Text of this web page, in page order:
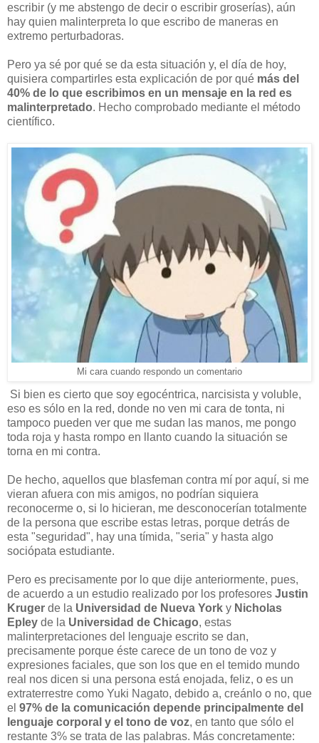
escribir (y me abstengo de decir o escribir groserías), aún
hay quien malinterpreta lo que escribo de maneras en
extremo perturbadoras.
Pero ya sé por qué se da esta situación y, el día de hoy,
quisiera compartirles esta explicación de por qué más del
40% de lo que escribimos en un mensaje en la red es
malinterpretado. Hecho comprobado mediante el método
científico.
Mi cara cuando respondo un comentario
Si bien es cierto que soy egocéntrica, narcisista y voluble,
eso es sólo en la red, donde no ven mi cara de tonta, ni
tampoco pueden ver que me sudan las manos, me pongo
toda roja y hasta rompo en llanto cuando la situación se
torna en mi contra.
De hecho, aquellos que blasfeman contra mí por aquí, si me
vieran afuera con mis amigos, no podrían siquiera
reconocerme o, si lo hicieran, me desconocerían totalmente
de la persona que escribe estas letras, porque detrás de
esta "seguridad", hay una tímida, "seria" y hasta algo
sociópata estudiante.
Pero es precisamente por lo que dije anteriormente, pues,
de acuerdo a un estudio realizado por los profesores Justin
Kruger de la Universidad de Nueva York y Nicholas
Epley de la Universidad de Chicago, estas
malinterpretaciones del lenguaje escrito se dan,
precisamente porque éste carece de un tono de voz y
expresiones faciales, que son los que en el temido mundo
real nos dicen si una persona está enojada, feliz, o es un
extraterrestre como Yuki Nagato, debido a, creánlo o no, que
el 97% de la comunicación depende principalmente del
lenguaje corporal y el tono de voz, en tanto que sólo el
restante 3% se trata de las palabras. Más concretamente: